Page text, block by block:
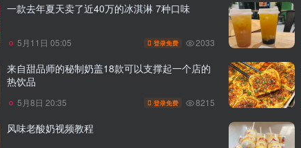
一款去年夏天卖了近40万的冰淇淋 7种口味
5月11日 05:05 登录免费 2033
来自甜品师的秘制奶盖18款可以支撑起一个店的
热饮品
5月8日 20:35 登录免费 8215
风味老酸奶视频教程